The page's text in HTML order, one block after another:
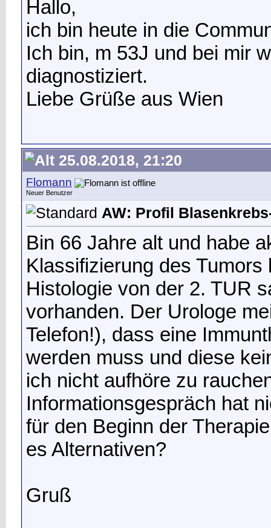
Hallo,
ich bin heute in die
Ich bin, m 53J und bei mir
diagnostiziert.
Liebe Grüße aus Wien
25.08.2018, 21:20
Flomann
Neuer Benutzer
AW: Profil
Bin 66 Jahre alt und habe
Klassifizierung des
Histologie von der 2. TUR
vorhanden. Der Urologe
Telefon!), dass eine
werden muss und diese
ich nicht aufhöre zu
Informationsgespräch hat
für den Beginn der
es Alternativen?
Gruß